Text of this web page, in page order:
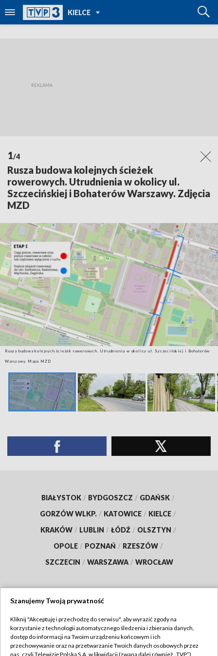
KIELCE
TVP REGIONY
1/4
Rusza budowa kolejnych ścieżek
rowerowych. Utrudnienia w okolicy ul.
Szczecińskiej i Bohaterów Warszawy. Zdjęcia
MZD
Rusza budowa kolejnych ścieżek rowerowych. Utrudnienia w okolicy ul. Szczecińskiej i Bohaterów
Warszawy. Mapa MZD
BIAŁYSTOK / BYDGOSZCZ / GDAŃSK /
GORZÓW WLKP. / KATOWICE / KIELCE /
KRAKÓW / LUBLIN / ŁÓDŹ / OLSZTYN /
OPOLE / POZNAŃ / RZESZÓW /
SZCZECIN / WARSZAWA / WROCŁAW
TVP
Abonament TVP
Regulamin TVP
Szanujemy Twoją prywatność
Kliknij "Akceptuję i przechodzę do serwisu", aby wyrazić zgody na
korzystanie z technologii automatycznego śledzenia i zbierania danych,
dostęp do informacji na Twoim urządzeniu końcowym i ich
przechowywanie oraz na przetwarzanie Twoich danych osobowych przez
nas, czyli Telewizję Polską S.A. w likwidacji (zwaną dalej również „TVP”),